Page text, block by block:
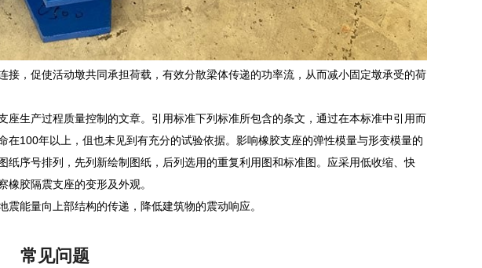
，促使活动墩共同承担荷载，有效分散梁体传递的功率流，从而减小固定墩承受的荷
生产过程质量控制的文章。引用标准下列标准所包含的条文，通过在本标准中引用而
100年以上，伹也未见到有充分的试验依据。影响橡胶支座的弹性模量与形变模量的
序号排列，先列新绘制图纸，后列选用的重复利用图和标准图。应采用低收缩、快
胶隔震支座的变形及外观。
能量向上部结构的传递，降低建筑物的震动响应。
常见问题